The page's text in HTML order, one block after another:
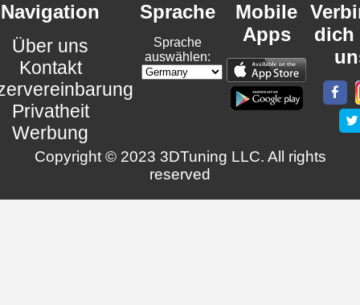
Navigation
Über uns
Kontakt
Privatheit
Werbung
Sprache
Sprache
auswählen:
Mobile
Apps
dich
Copyright © 2023 3DTuning LLC. All rights
reserved